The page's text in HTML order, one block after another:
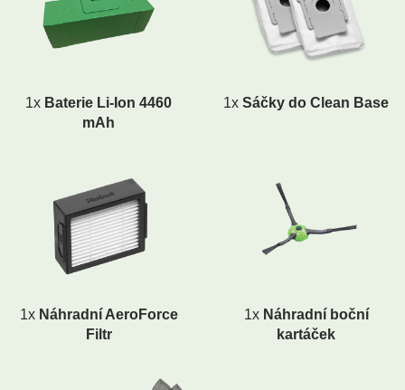
1x Baterie Li-Ion 4460
mAh
1xSáčky do Clean Base
1x Náhradní AeroForce
Filtr
1x Náhradní boční
kartáček